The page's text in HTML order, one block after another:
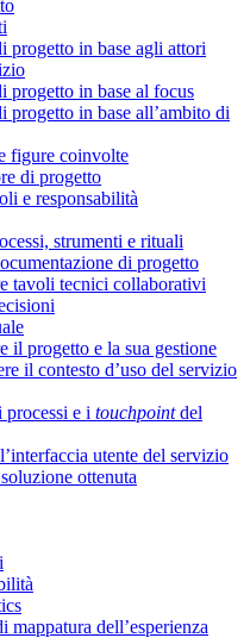
progetto in base agli attori
progetto in base al focus
progetto in base all’ambito di
figure coinvolte
di progetto
e responsabilità
strumenti e rituali
di progetto
tavoli tecnici collaborativi
il progetto e la sua gestione
il contesto d’uso del servizio
processi e i touchpointdel
utente del servizio
ottenuta
mappatura dell’esperienza